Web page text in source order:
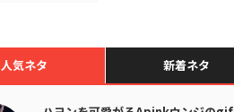
人気ネタ 新着ネタ